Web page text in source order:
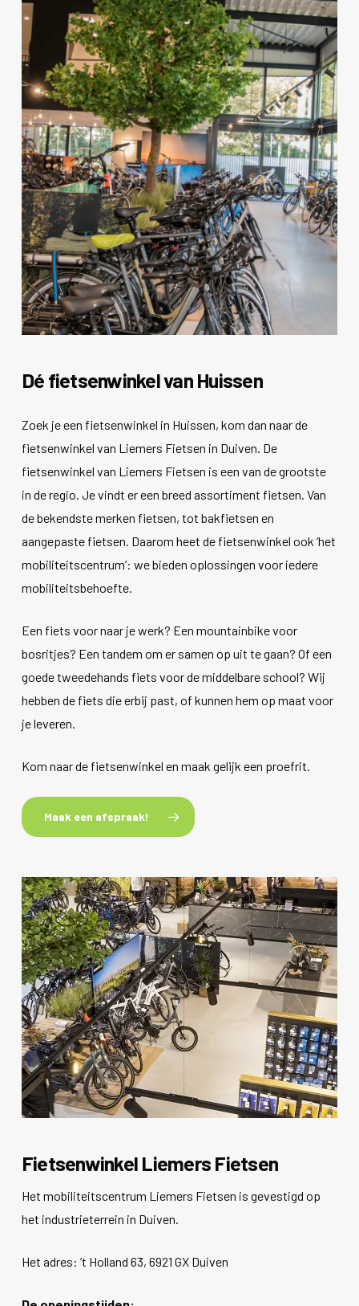
Dé fietsenwinkel van Huissen
Zoek je een fietsenwinkel in Huissen, kom dan naar de
fietsenwinkel van Liemers Fietsen in Duiven. De
fietsenwinkel van Liemers Fietsen is een van de grootste
in de regio. Je vindt er een breed assortiment fietsen. Van
de bekendste merken fietsen, tot bakfietsen en
aangepaste fietsen. Daarom heet de fietsenwinkel ook ‘het
mobiliteitscentrum’: we bieden oplossingen voor iedere
mobiliteitsbehoefte.
Een fiets voor naar je werk? Een mountainbike voor
bosritjes? Een tandem om er samen op uit te gaan? Of een
goede tweedehands fiets voor de middelbare school? Wij
hebben de fiets die erbij past, of kunnen hem op maat voor
je leveren.
Kom naar de fietsenwinkel en maak gelijk een proefrit.
Maak een afspraak!
Fietsenwinkel Liemers Fietsen
Het mobiliteitscentrum Liemers Fietsen is gevestigd op
het industrieterrein in Duiven.
Het adres: ’t Holland 63, 6921 GX Duiven